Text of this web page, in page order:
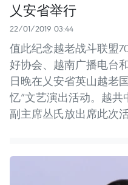
乂安省举行
22/01/2019 03:44
值此纪念越老战斗联盟
好协会、越南广播电台
日晚在乂安省英山越老
忆”文艺演出活动。越
副主席丛氏放出席此次活